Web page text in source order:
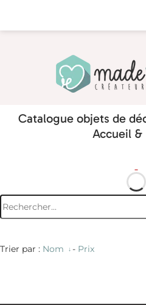
Catalogue objets de
Accueil &
Trier par : Nom - Prix